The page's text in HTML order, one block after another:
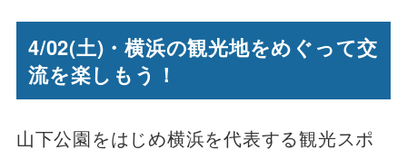
4/02(土)・横浜の観光地をめぐって交
流を楽しも う！
山下公園をはじめ横浜を代表する観光スポ